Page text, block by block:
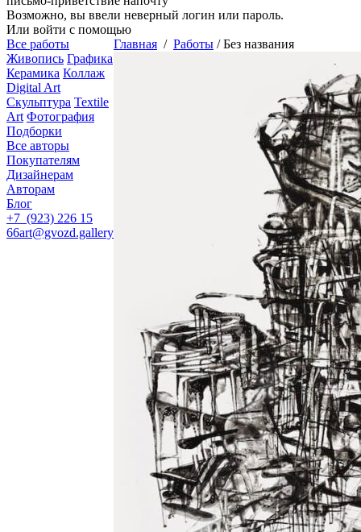
Возможно, вы ввели неверный логин или пароль.
Или войти с помощью
Все работы
Живопись Графика
Керамика Коллаж
Digital Art
Скульптура Textile
Art Фотография
Подборки
Все авторы
Покупателям
Дизайнерам
Авторам
Блог
+7 (923) 226 15
66art@gvozd.gallery
Главная / Работы / Без названия